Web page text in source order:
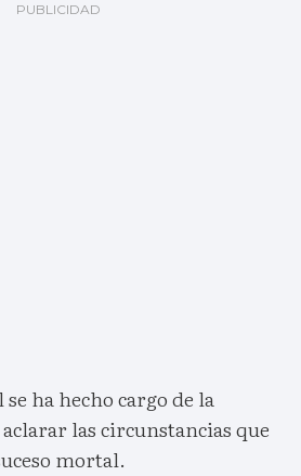
ha hecho cargo de la
las circunstancias que
mortal.